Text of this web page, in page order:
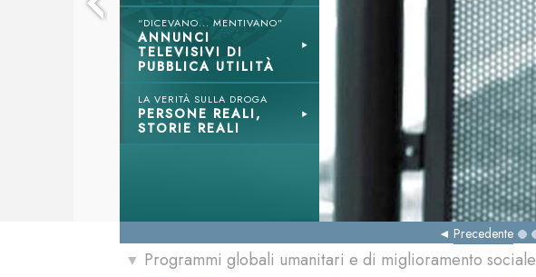
“DICEVANO... MENTIVANO”
ANNUNCI
TELEVISIVI DI
PUBBLICA UTILITÀ
LA VERITÀ SULLA DROGA
PERSONE REALI,
STORIE REALI
Precedente
▼ Programmi globali umanitari e di miglioramento sociale